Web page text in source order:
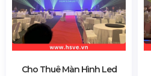
Cho Thuê Màn Hình Led